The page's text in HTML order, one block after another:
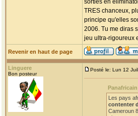
sorties en
TRES chanceux,
principe qu'elles
2006. Tu me diras
jeu ultra-rigoureux
Revenir en haut de page
Linguere
Bon posteur
Posté le: Lun 12
Les pays
contenter
Cameroun